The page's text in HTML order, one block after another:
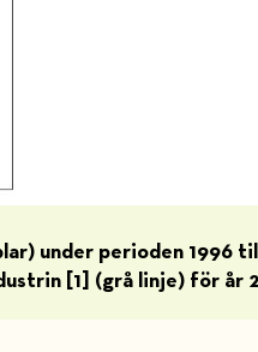
under perioden 1996
[1] (grå linje) för år